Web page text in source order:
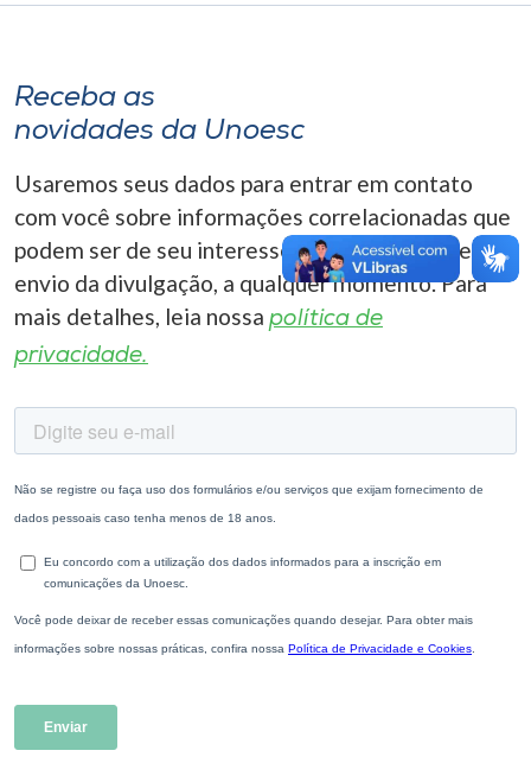
A+
Receba as
novidades da Unoesc
Usaremos seus dados para entrar em contato
com você sobre informações correlacionadas que
podem ser de seu interesse. Você pode cancelar o
envio da divulgação, a qualquer momento. Para
mais detalhes, leia nossa política de
privacidade.